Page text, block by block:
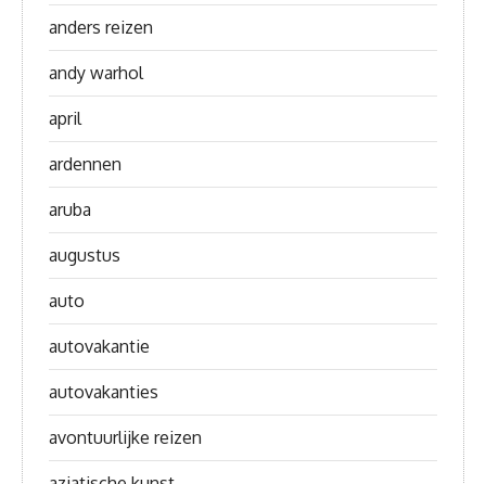
anders reizen
andy warhol
april
ardennen
aruba
augustus
auto
autovakantie
autovakanties
avontuurlijke reizen